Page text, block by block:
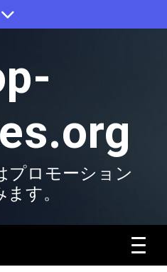
プロモーション
す。